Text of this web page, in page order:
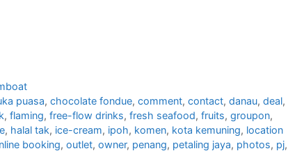
puasa,chocolate fondue,comment,contact,danau,deal,
, flaming, free-flow drinks, fresh seafood, fruits, groupon,
, halal tak, ice-cream, ipoh, komen, kota kemuning, location
booking, outlet, owner, penang, petaling jaya, photos, pj,